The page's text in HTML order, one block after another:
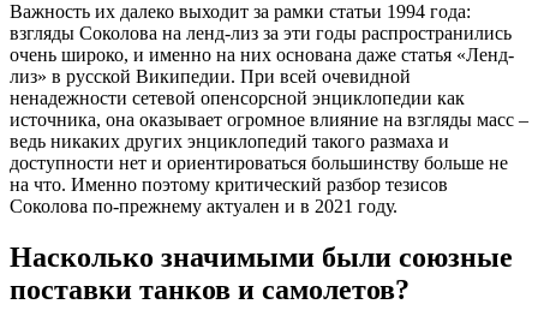
Важность их далеко выходит за рамки статьи 1994 года:
взгляды Соколова на ленд-лиз за эти годы распространились
очень широко, и именно на них основана даже статья «Ленд-
лиз» в русской Википедии. При всей очевидной
ненадежности сетевой опенсорсной энциклопедии как
источника, она оказывает огромное влияние на взгляды масс –
ведь никаких других энциклопедий такого размаха и
доступности нет и ориентироваться большинству больше не
на что. Именно поэтому критический разбор тезисов
Соколова по-прежнему актуален и в 2021 году.
Насколько значимыми были союзные
поставки танков и самолетов?